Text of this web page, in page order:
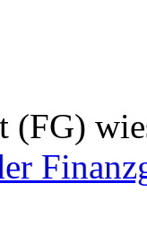
(FG)